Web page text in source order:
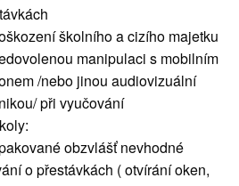
školního a cizího majetku
manipulaci s mobilním
/nebo jinou audiovizuální
při vyučování
obzvlášť nevhodné
o přestávkách ( otvírání oken,